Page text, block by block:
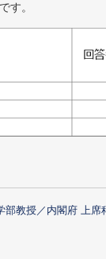
す。
部教授／内閣府 上席